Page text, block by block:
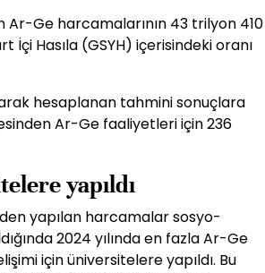
Ge harcamalarının 43 trilyon 410
İçi Hasıla (GSYH) içerisindeki oranı
hesaplanan tahmini sonuçlara
Ar-Ge faaliyetleri için 236
yapıldı
yapılan harcamalar sosyo-
2024 yılında en fazla Ar-Ge
için üniversitelere yapıldı. Bu